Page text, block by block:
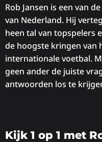
Rob Jansen is een van
van Nederland. Hij
heen tal van topspelers
de hoogste kringen van
internationale voetbal.
geen ander de juiste
antwoorden los te
Kijk 1 op 1 met